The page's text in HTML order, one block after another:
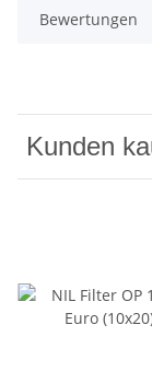
Bewertungen
Kunden